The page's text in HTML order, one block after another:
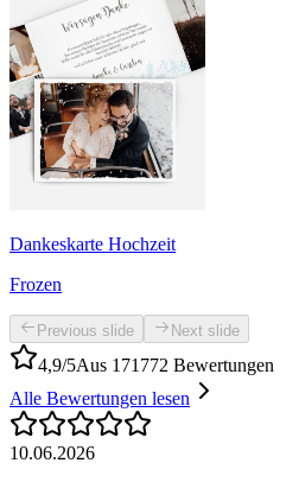
Dankeskarte Hochzeit
Frozen
Previous slide Next slide
4,9/5Aus 171772 Bewertungen
Alle Bewertungen lesen
10.06.2026